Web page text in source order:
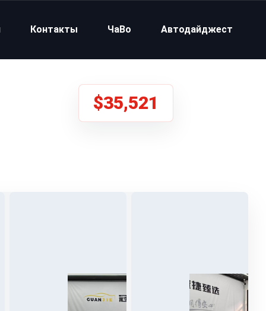
Контакты ЧаВо Автодайджест
$35,521